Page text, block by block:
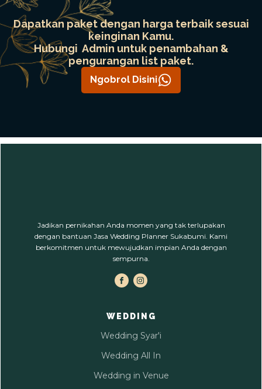
Dapatkan paket dengan harga terbaik sesuai
keinginan Kamu.
Hubungi Admin untuk penambahan &
pengurangan list paket.
Ngobrol Disini
Jadikan pernikahan Anda momen yang tak terlupakan
dengan bantuan Jasa Wedding Planner Sukabumi. Kami
berkomitmen untuk mewujudkan impian Anda dengan
sempurna.
WEDDING
Wedding Syar'i
Wedding All In
Wedding in Venue